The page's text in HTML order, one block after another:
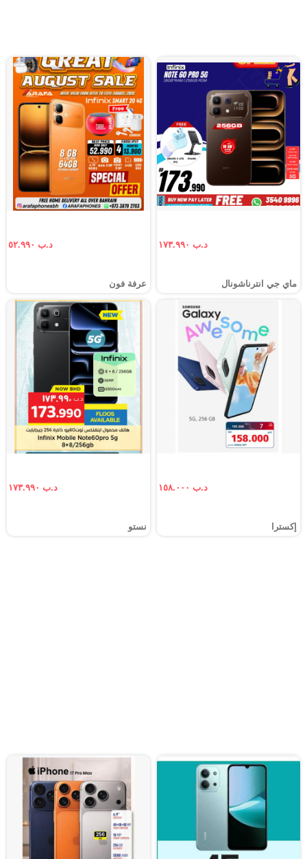
د.ب ١٧٣.٩٩٠
ماي جي انترناشونال
د.ب ٥٢.٩٩٠
عرفة فون
د.ب ١٥٨.٠٠٠
إكسترا
د.ب ١٧٣.٩٩٠
نستو